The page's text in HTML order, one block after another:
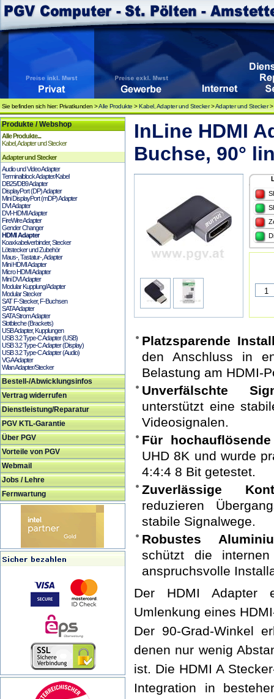
Sie befinden sich hier: Privatkunden >Alle Produkte >Kabel, Adapter und Stecker>Adapter und Stecker>
Produkte / Webshop
Alle Produkte...
Kabel, Adapter und Stecker
Adapter und Stecker
Audio und Video Adapter
Terminalblock Adapter/Kabel
DB25/DB9 Adapter
DisplayPort (DP) Adapter
Mini DisplayPort (mDP) Adapter
DVI Adapter
DVI-HDMI Adapter
FireWire Adapter
Gender Changer
HDMI Adapter
Koaxkabelverbinder, Stecker
Lötstecker und Zubehör
Maus-, Tastatur-, Adapter
Mini HDMI Adapter
Micro HDMI Adapter
Mini DVI Adapter
Modular Kupplung/Adapter
Modular Stecker
SAT F-Stecker, F-Buchsen
SATA Adapter
SATA Strom Adapter
Slotbleche (Brackets)
USB Adapter, Kupplungen
USB 3.2 Type-C Adapter (USB)
USB 3.2 Type-C Adapter (Display)
USB 3.2 Type-C Adapter (Audio)
VGA Adapter
Wlan Adapter/Stecker
Bestell-/Abwicklungsinfos
Vertrag widerrufen
Dienstleistung/Reparatur
PGV KTL-Garantie
Über PGV
Vorteile von PGV
Webmail
Jobs / Lehre
Fernwartung
InLine HDMI
Buchse, 90°
Platzsparende
den Anschluss in
Belastung am HDMI-
Unverfälschte
unterstützt eine
Videosignalen.
Für
UHD 8K und wurde
4:4:4 8 Bit getestet.
Zuverlässige
reduzieren
stabile Signalwege.
Robustes
schützt die
anspruchsvolle
Der HDMI Adapter
Umlenkung eines
Der 90-Grad-Winkel
denen nur wenig
ist. Die HDMI A
Integration in